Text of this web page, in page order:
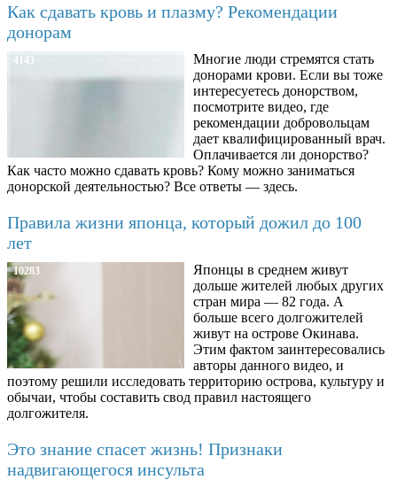
Как сдавать кровь и плазму? Рекомендации
донорам
4143
Многие люди стремятся стать
донорами крови. Если вы тоже
интересуетесь донорством,
посмотрите видео, где
рекомендации добровольцам
дает квалифицированный врач.
Оплачивается ли донорство?
Как часто можно сдавать кровь? Кому можно заниматься
донорской деятельностью? Все ответы — здесь.
Правила жизни японца, который дожил до 100
лет
10283
Японцы в среднем живут
дольше жителей любых других
стран мира — 82 года. А
больше всего долгожителей
живут на острове Окинава.
Этим фактом заинтересовались
авторы данного видео, и
поэтому решили исследовать территорию острова, культуру и
обычаи, чтобы составить свод правил настоящего
долгожителя.
Это знание спасет жизнь! Признаки
надвигающегося инсульта